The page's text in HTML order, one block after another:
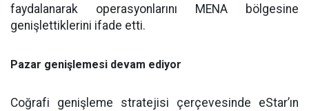
faydalanarak operasyonlarını MENA bölgesine
genişlettiklerini ifade etti.
Pazar genişlemesi devam ediyor
Coğrafi genişleme stratejisi çerçevesinde eStar’ın